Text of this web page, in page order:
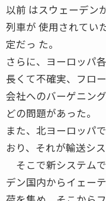
以前 はスウェーデン
列車が 使用されてい
定だっ た。
さらに、ヨーロッパ
長くて不確実、フロ
会社へのバーゲニン
どの問題があった。
また、北ヨーロッパ
おり、それが輸送シ
そこで新システム
デン国内からイェー